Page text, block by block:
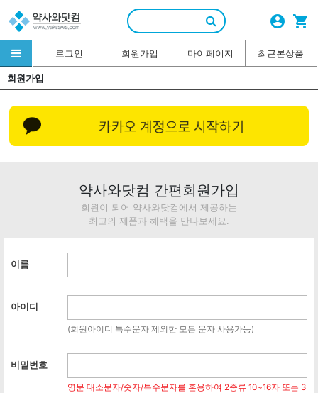
account_circle shopping_cart
로그인 회원가입 마이페이지 최근본상품
회원가입
약사와닷컴 간편회원가입
회원이 되어 약사와닷컴에서 제공하는
최고의 제품과 혜택을 만나보세요.
이름
아이디
(회원아이디 특수문자 제외한 모든 문자 사용가능)
비밀번호
영문 대소문자/숫자/특수문자를 혼용하여 2종류 10~16자 또는 3